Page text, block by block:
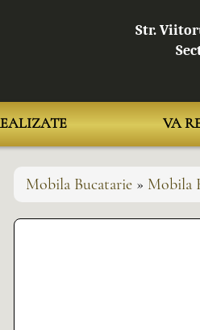
Str.
VA
Mobila Bucatarie» Mobila